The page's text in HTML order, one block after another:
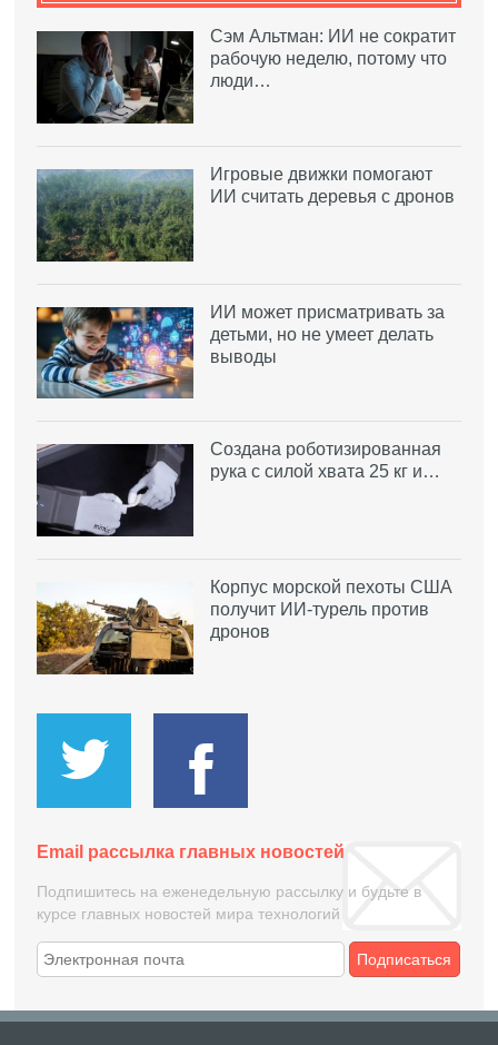
Сэм Альтман: ИИ не сократит
рабочую неделю, потому что
люди…
Игровые движки помогают
ИИ считать деревья с дронов
ИИ может присматривать за
детьми, но не умеет делать
выводы
Создана роботизированная
рука с силой хвата 25 кг и…
Корпус морской пехоты США
получит ИИ-турель против
дронов
Email рассылка главных новостей
Подпишитесь на еженедельную рассылку и будьте в
курсе главных новостей мира технологий
Подписаться